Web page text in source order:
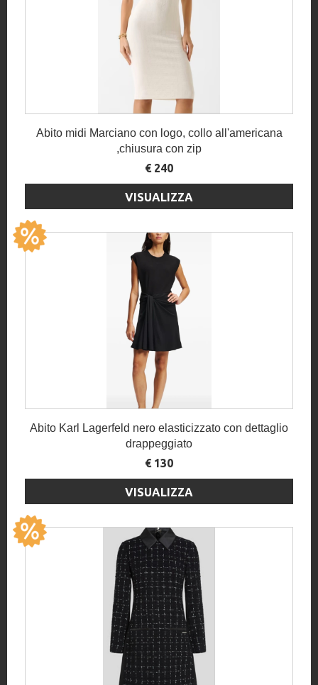
Abito midi Marciano con logo, collo all'americana
,chiusura con zip
€ 240
VISUALIZZA
Abito Karl Lagerfeld nero elasticizzato con dettaglio
drappeggiato
€ 130
VISUALIZZA